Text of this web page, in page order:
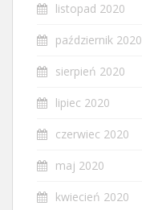
listopad 2020
październik 2020
sierpień 2020
lipiec 2020
czerwiec 2020
maj 2020
kwiecień 2020